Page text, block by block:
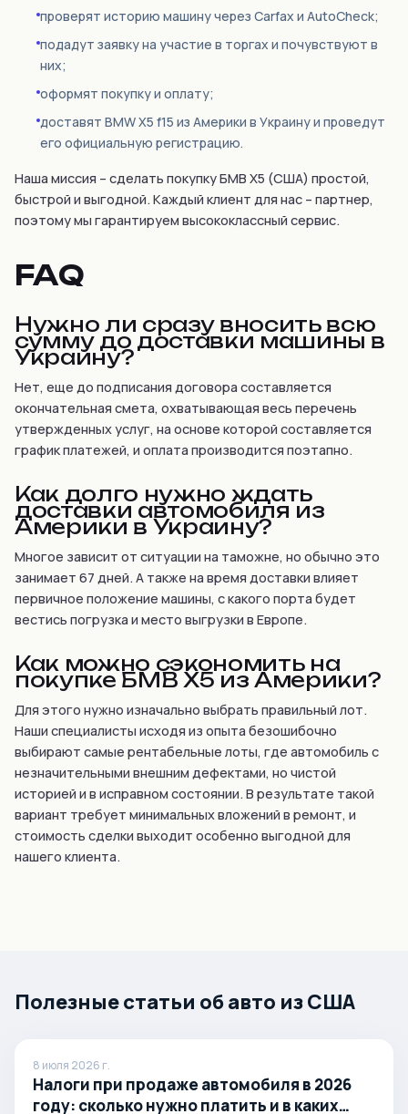
проверят историю машину через Carfax и AutoCheck;
подадут заявку на участие в торгах и почувствуют в
них;
оформят покупку и оплату;
доставят BMW Х5 f15 из Америки в Украину и проведут
его официальную регистрацию.
Наша миссия – сделать покупку БМВ X5 (США) простой,
быстрой и выгодной. Каждый клиент для нас – партнер,
поэтому мы гарантируем высококлассный сервис.
FAQ
Нужно ли сразу вносить всю
сумму до доставки машины в
Украину?
Нет, еще до подписания договора составляется
окончательная смета, охватывающая весь перечень
утвержденных услуг, на основе которой составляется
график платежей, и оплата производится поэтапно.
Как долго нужно ждать
доставки автомобиля из
Америки в Украину?
Многое зависит от ситуации на таможне, но обычно это
занимает 67 дней. А также на время доставки влияет
первичное положение машины, с какого порта будет
вестись погрузка и место выгрузки в Европе.
Как можно сэкономить на
покупке БМВ Х5 из Америки?
Для этого нужно изначально выбрать правильный лот.
Наши специалисты исходя из опыта безошибочно
выбирают самые рентабельные лоты, где автомобиль с
незначительными внешним дефектами, но чистой
историей и в исправном состоянии. В результате такой
вариант требует минимальных вложений в ремонт, и
стоимость сделки выходит особенно выгодной для
нашего клиента.
Полезные статьи об авто из США
8 июля 2026 г.
Налоги при продаже автомобиля в 2026
году: сколько нужно платить и в каких